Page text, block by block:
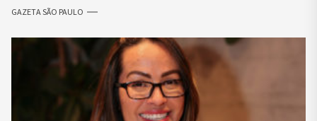
revolta entre candidatas
GAZETA SÃO PAULO